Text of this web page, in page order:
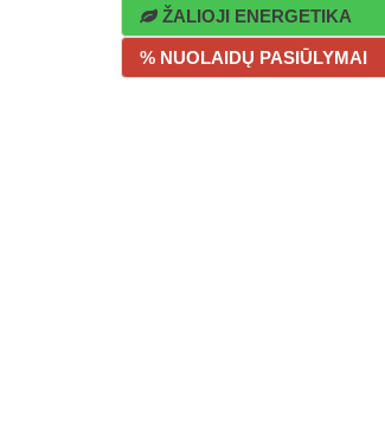
ŽALIOJI ENERGETIKA
% NUOLAIDŲ PASIŪLYMAI